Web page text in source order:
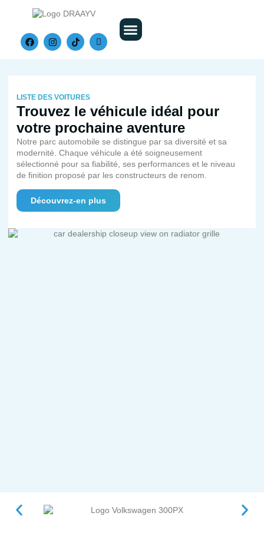
LISTE DES VOITURES
Trouvez le véhicule idéal pour
votre prochaine aventure
Notre parc automobile se distingue par sa diversité et sa
modernité. Chaque véhicule a été soigneusement
sélectionné pour sa fiabilité, ses performances et le niveau
de finition proposé par les constructeurs de renom.
Découvrez-en plus